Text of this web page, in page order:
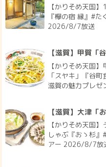
【かりそめ天国
『欅の宿 縁』#
2026/8/7放送
【滋賀】甲賀「
【かりそめ天国
「スヤキ」『谷
滋賀の魅力プレ
【滋賀】大津「
【かりそめ天国
しゃぶ『おゝ杉
アー 2026/8/7放